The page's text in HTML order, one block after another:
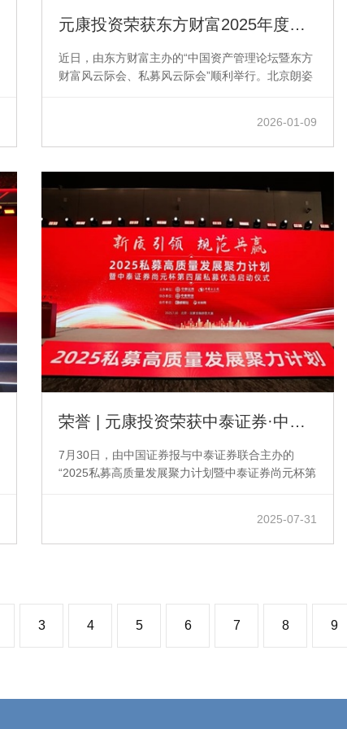
元康投资荣获东方财富2025年度客户陪伴私募基金公司奖项
近日，由东方财富主办的“中国资产管理论坛暨东方
财富风云际会、私募风云际会”顺利举行。北京朗姿
2026-01-09
荣誉 | 元康投资荣获中泰证券·中证第三届私募优选优秀管理人大奖
7月30日，由中国证券报与中泰证券联合主办的
“2025私募高质量发展聚力计划暨中泰证券尚元杯第
2025-07-31
3 4 5 6 7 8 9